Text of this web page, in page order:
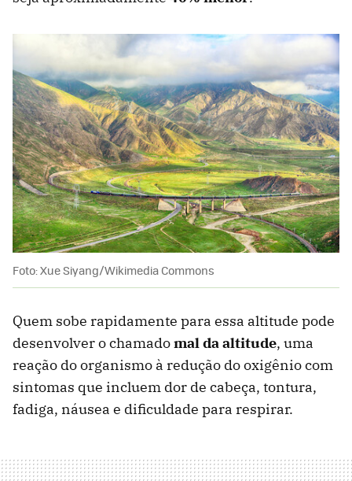
Foto: Xue Siyang/Wikimedia Commons
Quem sobe rapidamente para essa altitude pode
desenvolver o chamadomal da altitude, uma
reação do organismo à redução do oxigênio com
sintomas que incluem dor de cabeça, tontura,
fadiga, náusea e dificuldade para respirar.